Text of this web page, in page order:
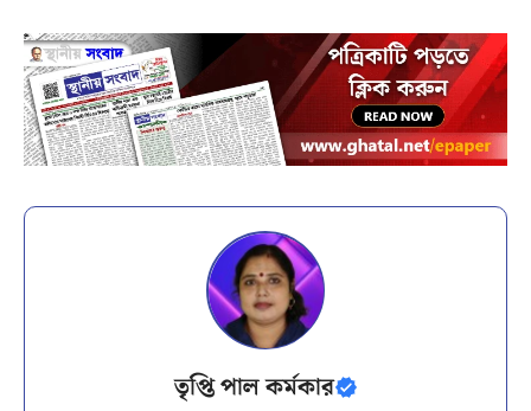
তৃপ্তি পাল কর্মকার